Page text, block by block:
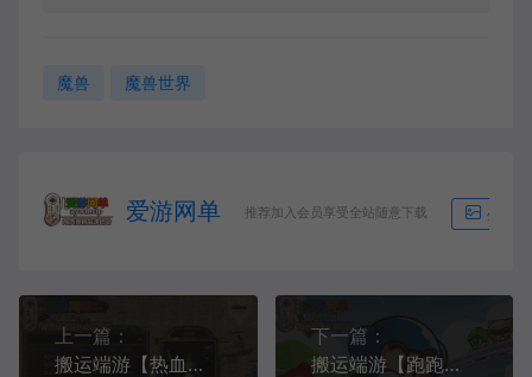
魔兽 魔兽世界
爱游网单 推荐加入会员享受全站随意下载 生成海
上一篇：
搬运端游【热血传奇】传奇单机版复古1.76三职业GEE智能假人优化版巅峰假人第二季
下一篇：
搬运端游【跑跑卡丁车】5136韩服最新单机一键端+全新UI界面1920分辨率+背包带好多车及国服没有东西